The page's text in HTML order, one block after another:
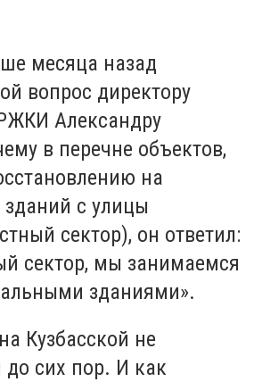
месяца назад
вопрос директору
Александру
в перечне объектов,
на
зданий с улицы
сектор), он ответил:
сектор, мы занимаемся
зданиями».
Кузбасской не
до сих пор. И как